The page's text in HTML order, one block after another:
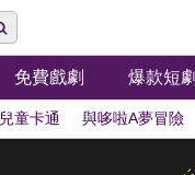
免費戲劇 爆款短劇
兒童卡通 與哆啦A夢冒險